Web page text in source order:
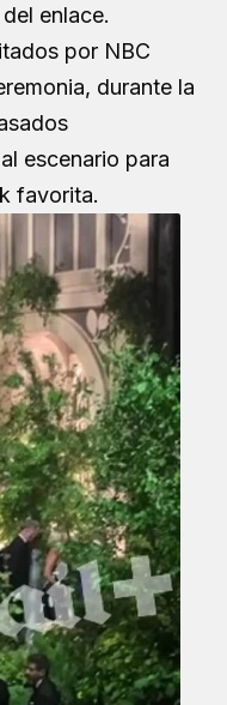
enlace.
por NBC
durante la
escenario para
favorita.